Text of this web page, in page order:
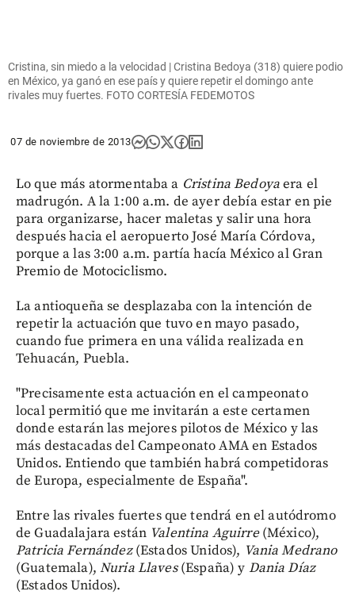
Cristina, sin miedo a la velocidad | Cristina Bedoya (318) quiere podio
en México, ya ganó en ese país y quiere repetir el domingo ante
rivales muy fuertes. FOTO CORTESÍA FEDEMOTOS
07 de noviembre de 2013
Lo que más atormentaba a Cristina Bedoyaera el
madrugón. A la 1:00 a.m. de ayer debía estar en pie
para organizarse, hacer maletas y salir una hora
después hacia el aeropuerto José María Córdova,
porque a las 3:00 a.m. partía hacía México al Gran
Premio de Motociclismo.
La antioqueña se desplazaba con la intención de
repetir la actuación que tuvo en mayo pasado,
cuando fue primera en una válida realizada en
Tehuacán, Puebla.
"Precisamente esta actuación en el campeonato
local permitió que me invitarán a este certamen
donde estarán las mejores pilotos de México y las
más destacadas del Campeonato AMA en Estados
Unidos. Entiendo que también habrá competidoras
de Europa, especialmente de España".
Entre las rivales fuertes que tendrá en el autódromo
de Guadalajara están Valentina Aguirre(México),
Patricia Fernández(Estados Unidos), Vania Medrano
(Guatemala), Nuria Llaves(España) y Dania Díaz
(Estados Unidos).